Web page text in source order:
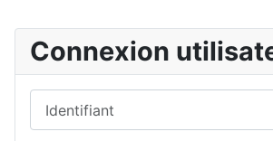
Connexion